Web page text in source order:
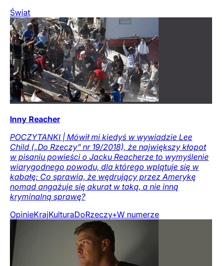
Świat
Inny Reacher
POCZYTANKI | Mówił mi kiedyś w wywiadzie Lee
Child („Do Rzeczy” nr 19/2018), że największy kłopot
w pisaniu powieści o Jacku Reacherze to wymyślenie
wiarygodnego powodu, dla którego wplątuje się w
kabałę: Co sprawia, że wędrujący przez Amerykę
nomad angażuje się akurat w taką, a nie inną
kryminalną sprawę?
OpinieKrajKulturaDoRzeczy+W numerze